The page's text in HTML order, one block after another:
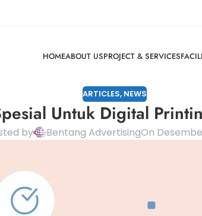
HOMEABOUT USPROJECT & SERVICES
ARTICLES, NEWS
Untuk Digital
by Bentang AdvertisingOn